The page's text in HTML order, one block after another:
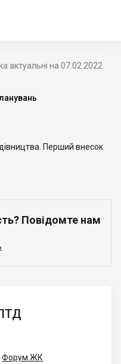
актуальні на 07.02.2022
Перший внесок
Повідомте нам
Форум ЖК